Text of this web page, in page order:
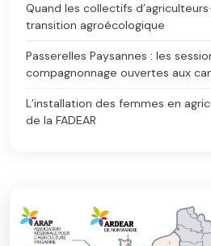
Quand les collectifs
transition agroécologique
Passerelles Paysannes : les
compagnonnage ouvertes aux
L’installation des femmes en
de la FADEAR